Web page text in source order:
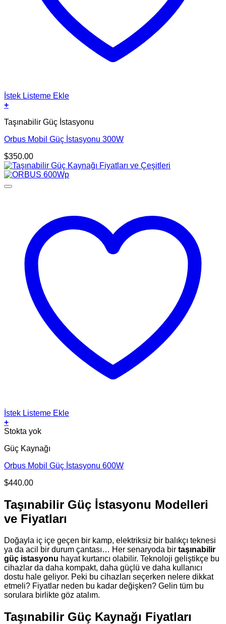
İstek Listeme Ekle
+
Taşınabilir Güç İstasyonu
Orbus Mobil Güç İstasyonu 300W
$350.00
İstek Listeme Ekle
+
Stokta yok
Güç Kaynağı
Orbus Mobil Güç İstasyonu 600W
$440.00
Taşınabilir Güç İstasyonu Modelleri
ve Fiyatları
Doğayla iç içe geçen bir kamp, elektriksiz bir balıkçı teknesi
ya da acil bir durum çantası… Her senaryoda bir taşınabilir
güç istasyonu hayat kurtarıcı olabilir. Teknoloji geliştikçe bu
cihazlar da daha kompakt, daha güçlü ve daha kullanıcı
dostu hale geliyor. Peki bu cihazları seçerken nelere dikkat
etmeli? Fiyatlar neden bu kadar değişken? Gelin tüm bu
sorulara birlikte göz atalım.
Taşınabilir Güç Kaynağı Fiyatları